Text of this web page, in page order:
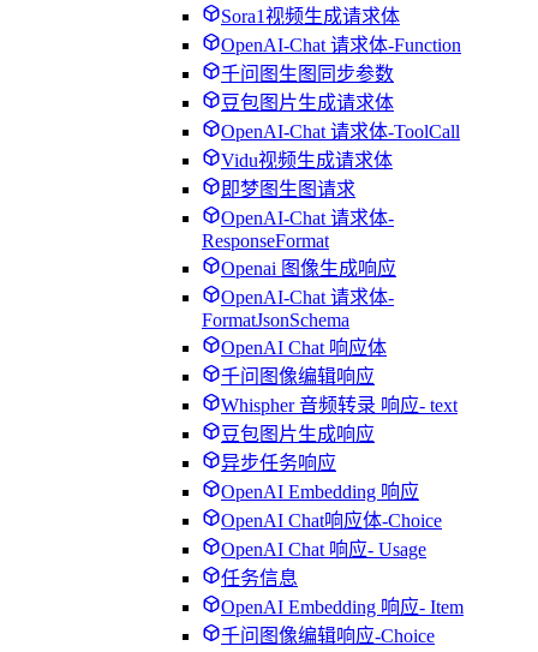
Sora1视频生成请求体
OpenAI-Chat 请求体-Function
千问图生图同步参数
豆包图片生成请求体
OpenAI-Chat 请求体-ToolCall
Vidu视频生成请求体
即梦图生图请求
OpenAI-Chat 请求体-
ResponseFormat
Openai 图像生成响应
OpenAI-Chat 请求体-
FormatJsonSchema
OpenAI Chat 响应体
千问图像编辑响应
Whispher 音频转录 响应- text
豆包图片生成响应
异步任务响应
OpenAI Embedding 响应
OpenAI Chat响应体-Choice
OpenAI Chat 响应- Usage
任务信息
OpenAI Embedding 响应- Item
千问图像编辑响应-Choice